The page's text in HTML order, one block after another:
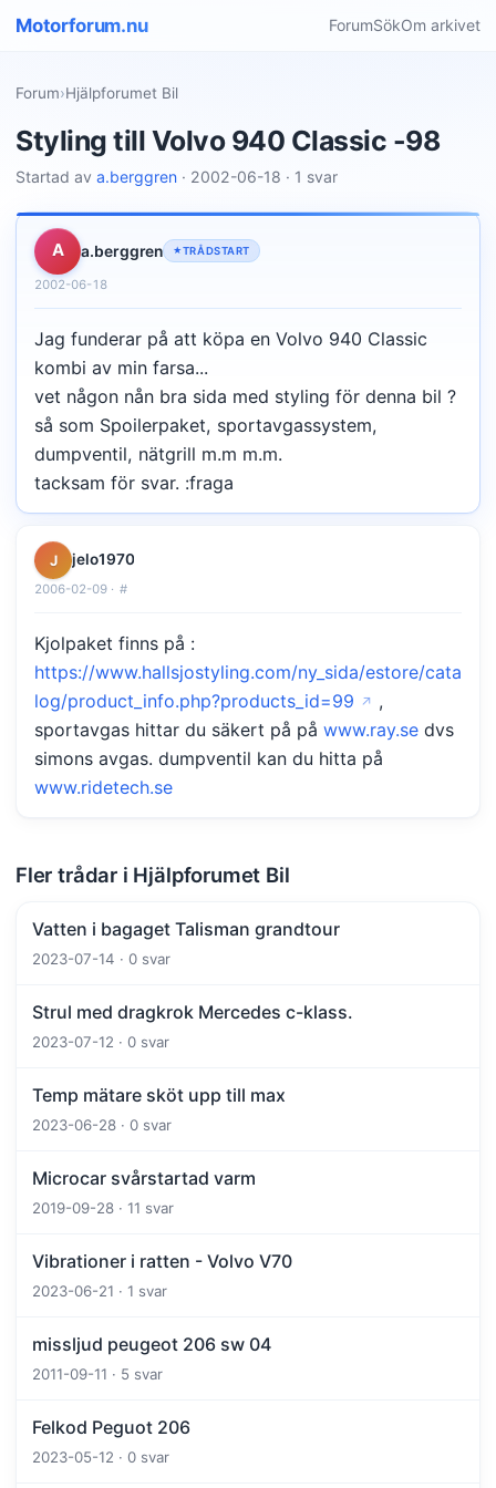
Motorforum.nu ForumSökOm arkivet
Forum›Hjälpforumet Bil
Styling till Volvo 940 Classic -98
Startad av a.berggren · 2002-06-18 · 1 svar
A a.berggren TRÅDSTART
2002-06-18
Jag funderar på att köpa en Volvo 940 Classic
kombi av min farsa...
vet någon nån bra sida med styling för denna bil ?
så som Spoilerpaket, sportavgassystem,
dumpventil, nätgrill m.m m.m.
tacksam för svar. :fraga
J jelo1970
2006-02-09 · #
Kjolpaket finns på :
https://www.hallsjostyling.com/ny_sida/estore/cata
log/product_info.php?products_id=99
,
sportavgas hittar du säkert på på www.ray.se dvs
simons avgas. dumpventil kan du hitta på
www.ridetech.se
Fler trådar i Hjälpforumet Bil
Vatten i bagaget Talisman grandtour
2023-07-14 · 0 svar
Strul med dragkrok Mercedes c-klass.
2023-07-12 · 0 svar
Temp mätare sköt upp till max
2023-06-28 · 0 svar
Microcar svårstartad varm
2019-09-28 · 11 svar
Vibrationer i ratten - Volvo V70
2023-06-21 · 1 svar
missljud peugeot 206 sw 04
2011-09-11 · 5 svar
Felkod Peguot 206
2023-05-12 · 0 svar